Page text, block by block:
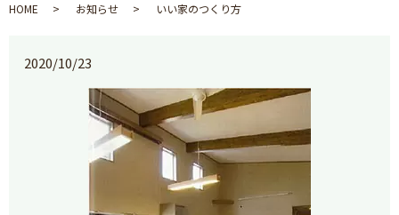
HOME お知らせ いい家のつくり方
2020/10/23